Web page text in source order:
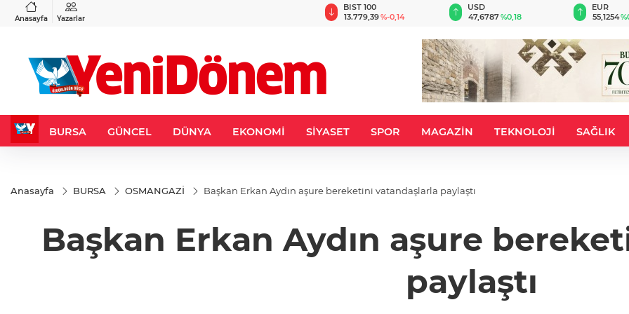
Anasayfa Yazarlar
%-0,22
BIST 100
13.779,39%-0,14
USD
47,6787%0,18
EUR
55,1254
BURSA GÜNCEL DÜNYA EKONOMİ SİYASET SPOR MAGAZİN TEKNOLOJİ SAĞLIK
Anasayfa BURSA OSMANGAZİ Başkan Erkan Aydın aşure bereketini vatandaşlarla paylaştı
Başkan Erkan Aydın aşure
paylaştı